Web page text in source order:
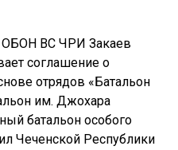
ОБОН ВС ЧРИ Закаев
соглашение о
отрядов «Батальон
им. Джохара
батальон особого
Чеченской Республики